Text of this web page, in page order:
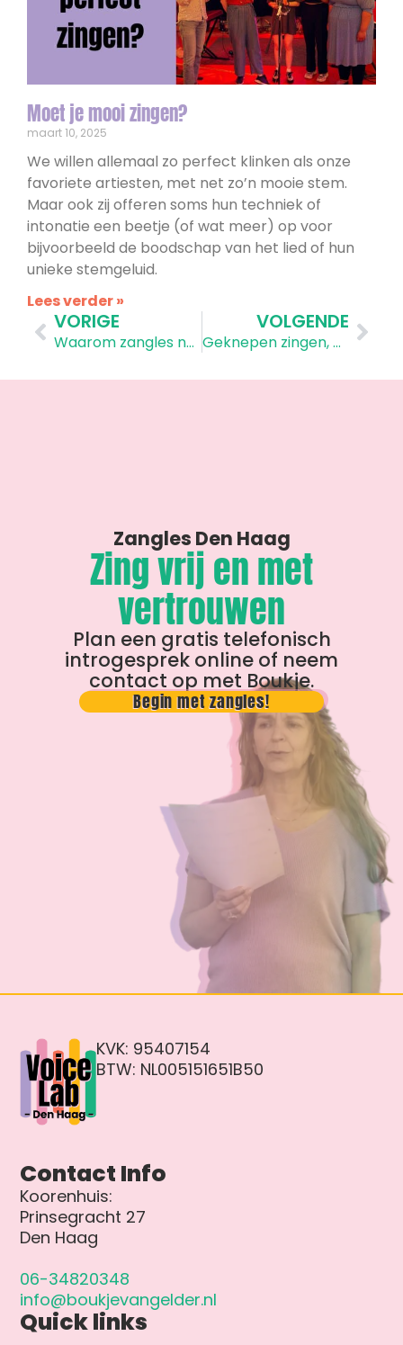
Moet je mooi zingen?
maart 10, 2025
We willen allemaal zo perfect klinken als onze
favoriete artiesten, met net zo’n mooie stem.
Maar ook zij offeren soms hun techniek of
intonatie een beetje (of wat meer) op voor
bijvoorbeeld de boodschap van het lied of hun
unieke stemgeluid.
Lees verder »
VORIGE
Waarom zangles nemen
VOLGENDE
Geknepen zingen, hoe komt dat?​
Zangles Den Haag
Zing vrij en met
vertrouwen
Plan een gratis telefonisch
introgesprek online of neem
contact op met Boukje.
Begin met zangles!
KVK: 95407154
BTW: NL005151651B50
Quick links
Contact Info
Koorenhuis:
Prinsegracht 27
Den Haag
06-34820348
info@boukjevangelder.nl